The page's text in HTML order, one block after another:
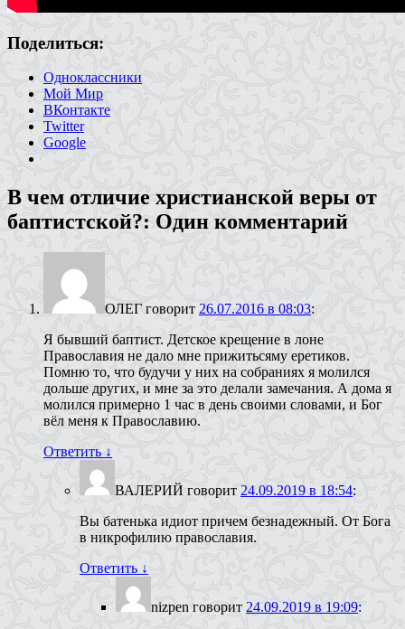
Поделиться:
Одноклассники
Мой Мир
ВКонтакте
Twitter
Google
В чем отличие христианской веры от
баптистской?: Один комментарий
ОЛЕГ говорит 26.07.2016 в 08:03:
Я бывший баптист. Детское крещение в лоне
Православия не дало мне прижитьсяму еретиков.
Помню то, что будучи у них на собраниях я молился
дольше других, и мне за это делали замечания. А дома я
молился примерно 1 час в день своими словами, и Бог
вёл меня к Православию.
Ответить ↓
ВАЛЕРИЙ говорит 24.09.2019 в 18:54:
Вы батенька идиот причем безнадежный. От Бога
в никрофилию православия.
Ответить ↓
nizpen говорит 24.09.2019 в 19:09: